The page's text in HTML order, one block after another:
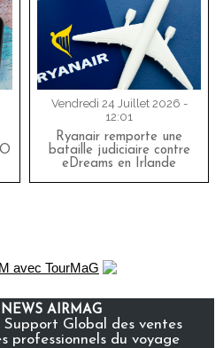
Vendredi 24 Juillet 2026 -
12:01
Ryanair remporte une
bataille judiciaire contre
eDreams en Irlande
AIRMAG
Support Global des ventes
professionnels du voyage